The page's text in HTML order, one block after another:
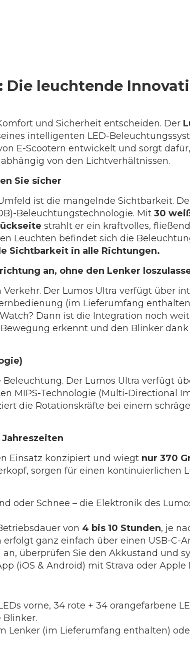
Die leuchtende
und Sicherheit entscheiden. Der
intelligenten LED-
E-Scootern entwickelt und sorgt
von den Lichtverhältnissen.
Sie sicher
ist die mangelnde Sichtbarkeit.
Beleuchtungstechnologie. Mit 30
strahlt er ein kraftvolles,
Leuchten befindet sich die
Sichtbarkeit in alle Richtungen.
an, ohne den Lenker
Der Lumos Ultra verfügt über
(im Lieferumfang
Dann ist die Integration noch
erkennt und den Blinker
Der Lumos Ultra verfügt
MIPS-Technologie (Multi-Directional
die Rotationskräfte bei einem
Einsatz konzipiert und wiegt nur 370
sorgen für einen kontinuierlichen
oder Schnee – die Elektronik des
von 4 bis 10 Stunden, je
ganz einfach über einen USB-C-
an, überprüfen Sie den Akkustand und
(iOS & Android) mit Strava oder Apple
vorne, 34 rote + 34 orangefarbene
Blinker.
Lenker (im Lieferumfang enthalten)